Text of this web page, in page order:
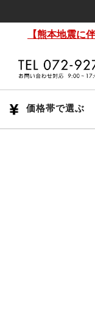
【熊本地震に
価格帯で選ぶ